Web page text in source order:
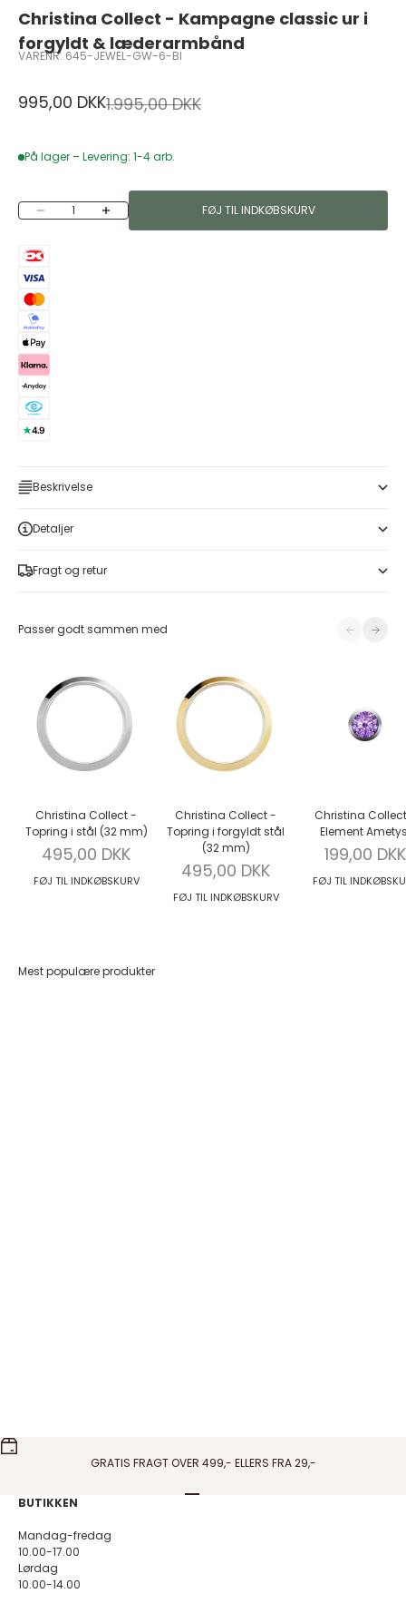
Christina Collect - Kampagne classic ur i
forgyldt & læderarmbånd
VARENR. 645-JEWEL-GW-6-BI
Salgspris
995,00 DKKNormalpris
1.995,00 DKK
På lager – Levering: 1-4 arb.
Sænk antal Øg antal FØJ TIL INDKØBSKURV
Beskrivelse
Detaljer
Fragt og retur
Passer godt sammen med Forrige Næste
Christina Collect -
Topring i stål (32 mm)
Salgspris
495,00 DKK
FØJ TIL INDKØBSKURV
Christina Collect -
Topring i forgyldt stål
(32 mm)
Salgspris
495,00 DKK
FØJ TIL INDKØBSKURV
Christina
Element
Salgspris
199,00 DKK
FØJ TIL
Mest populære produkter
GRATIS FRAGT OVER 499,- ELLERS FRA 29,-
BUTIKKEN
Mandag-fredag
10.00-17.00
Lørdag
10.00-14.00